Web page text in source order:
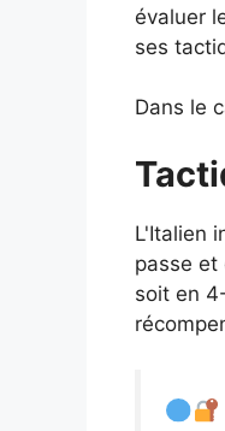
évaluer
ses
Dans le
L'Italien
passe et
soit en